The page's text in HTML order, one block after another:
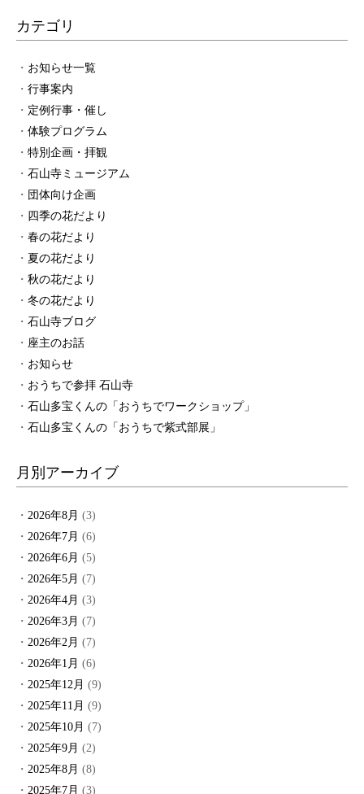
カテゴリ
お知らせ一覧
行事案内
定例行事・催し
体験プログラム
特別企画・拝観
石山寺ミュージアム
団体向け企画
四季の花だより
春の花だより
夏の花だより
秋の花だより
冬の花だより
石山寺ブログ
座主のお話
お知らせ
おうちで参拝 石山寺
石山多宝くんの「おうちでワークショップ」
石山多宝くんの「おうちで紫式部展」
月別アーカイブ
2026年8月 (3)
2026年7月 (6)
2026年6月 (5)
2026年5月 (7)
2026年4月 (3)
2026年3月 (7)
2026年2月 (7)
2026年1月 (6)
2025年12月 (9)
2025年11月 (9)
2025年10月 (7)
2025年9月 (2)
2025年8月 (8)
2025年7月 (3)